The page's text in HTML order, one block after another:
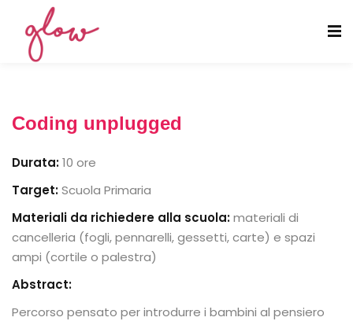
Coding unplugged
Computational thinking e making
Coding unplugged
Durata:10 ore
Target:Scuola Primaria
Materiali da richiedere alla scuola:materiali di
cancelleria (fogli, pennarelli, gessetti, carte) e spazi
ampi (cortile o palestra)
Abstract:
Percorso pensato per introdurre i bambini al pensiero